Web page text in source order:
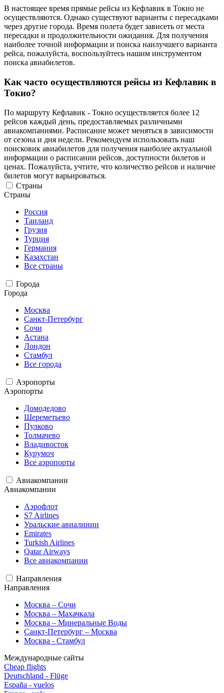
В настоящее время прямые рейсы из Кефлавик в Токио не
осуществляются. Однако существуют варианты с пересадками
через другие города. Время полета будет зависеть от места
пересадки и продолжительности ожидания. Для получения
наиболее точной информации и поиска наилучшего варианта
рейса, пожалуйста, воспользуйтесь нашим инструментом
поиска авиабилетов.
Как часто осуществляются рейсы из Кефлавик в
Токио?
По маршруту Кефлавик - Токио осуществляется более 12
рейсов каждый день, предоставляемых различными
авиакомпаниями. Расписание может меняться в зависимости
от сезона и дня недели. Рекомендуем использовать наш
поисковик авиабилетов для получения наиболее актуальной
информации о расписании рейсов, доступности билетов и
ценах. Пожалуйста, учтите, что количество рейсов и наличие
билетов могут варьироваться.
Страны
Страны
Россия
Таиланд
Грузия
Турция
Германия
Казахстан
Все страны
Города
Города
Москва
Санкт-Петербург
Сочи
Астана
Лондон
Стамбул
Все города
Аэропорты
Аэропорты
Домодедово
Шереметьево
Пулково
Толмачево
Владивосток
Курумоч
Все аэропорты
Авиакомпании
Авиакомпании
Аэрофлот
S7 Airlines
Уральские авиалинии
Emirates
Turkish Airlines
Qatar Airways
Все авиакомпании
Направления
Направления
Москва – Сочи
Москва – Махачкала
Москва – Минеральные Воды
Санкт-Петербург – Москва
Москва - Стамбул
Международные сайты
Cheap flights
Deutschland - Flüge
España - vuelos